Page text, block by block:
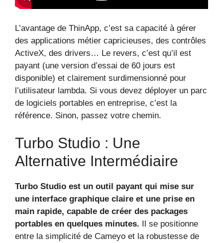
L’avantage de ThinApp, c’est sa capacité à gérer
des applications métier capricieuses, des contrôles
ActiveX, des drivers… Le revers, c’est qu’il est
payant (une version d’essai de 60 jours est
disponible) et clairement surdimensionné pour
l’utilisateur lambda. Si vous devez déployer un parc
de logiciels portables en entreprise, c’est la
référence. Sinon, passez votre chemin.
Turbo Studio : Une
Alternative Intermédiaire
Turbo Studio est un outil payant qui mise sur
une interface graphique claire et une prise en
main rapide, capable de créer des packages
portables en quelques minutes. Il se positionne
entre la simplicité de Cameyo et la robustesse de